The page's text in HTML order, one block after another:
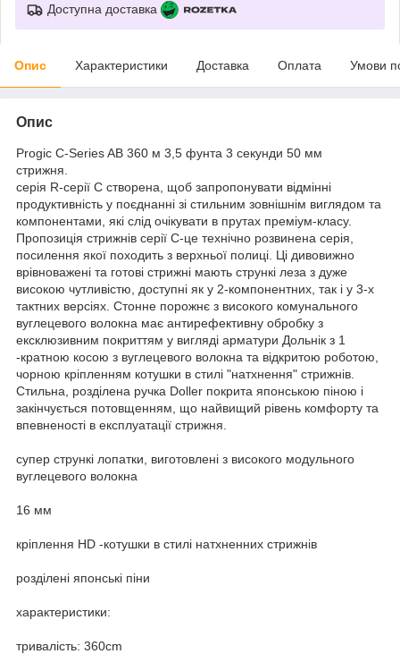
Доступна доставка
Опис Характеристики Доставка Оплата Умови
Опис
Progic C-Series AB 360 м 3,5 фунта 3 секунди 50 мм
стрижня.
серія R-серії C створена, щоб запропонувати відмінні
продуктивність у поєднанні зі стильним зовнішнім виглядом та
компонентами, які слід очікувати в прутах преміум-класу.
Пропозиція стрижнів серії C-це технічно розвинена серія,
посилення якої походить з верхньої полиці. Ці дивовижно
врівноважені та готові стрижні мають стрункі леза з дуже
високою чутливістю, доступні як у 2-компонентних, так і у 3-х
тактних версіях. Стонне порожнє з високого комунального
вуглецевого волокна має антирефективну обробку з
ексклюзивним покриттям у вигляді арматури Дольнік з 1
-кратною косою з вуглецевого волокна та відкритою роботою,
чорною кріпленням котушки в стилі "натхнення" стрижнів.
Стильна, розділена ручка Doller покрита японською піною і
закінчується потовщенням, що найвищий рівень комфорту та
впевненості в експлуатації стрижня.
супер стрункі лопатки, виготовлені з високого модульного
вуглецевого волокна
16 мм
кріплення HD -котушки в стилі натхненних стрижнів
розділені японські піни
характеристики:
тривалість: 360cm